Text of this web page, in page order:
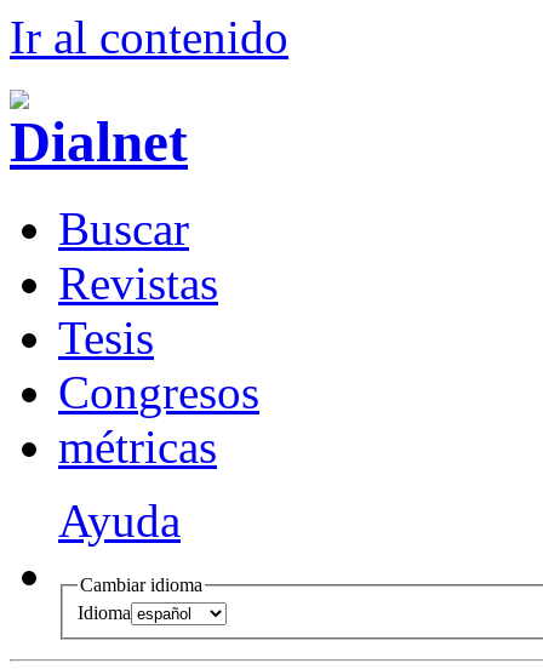
Ir al contenido
Buscar
Revistas
Tesis
Congresos
métricas
Ayuda
Cambiar idioma
Idioma